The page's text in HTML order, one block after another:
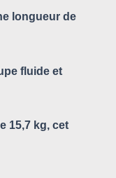
longueur de
fluide et
15,7 kg, cet